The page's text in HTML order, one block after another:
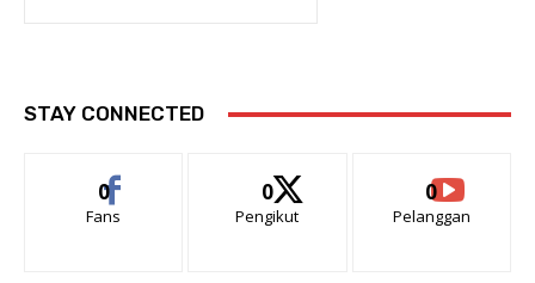
STAY CONNECTED
0
Fans
0
Pengikut
0
Pelanggan